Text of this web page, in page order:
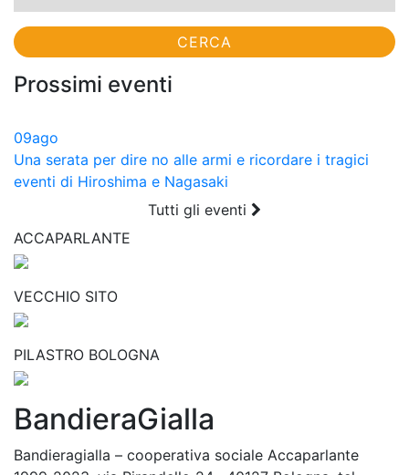
Prossimi eventi
09ago
Una serata per dire no alle armi e ricordare i tragici
eventi di Hiroshima e Nagasaki
Tutti gli eventi
ACCAPARLANTE
VECCHIO SITO
PILASTRO BOLOGNA
BandieraGialla
Bandieragialla – cooperativa sociale Accaparlante